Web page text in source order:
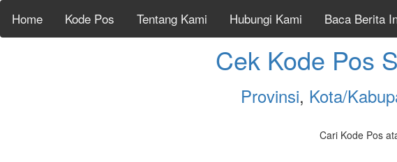
Home Kode Pos Tentang Kami Hubungi Kami Baca Berita
Cek Kode Pos
Provinsi, Kota/
Cari Kode Pos